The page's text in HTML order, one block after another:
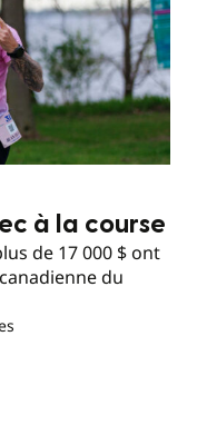
à la course
de 17 000 $ ont
du